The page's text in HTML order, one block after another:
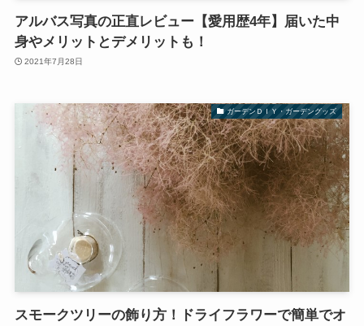
アルバス写真の正直レビュー【愛用歴4年】届いた中
身やメリットとデメリットも！
2021年7月28日
ガーデンＤＩＹ・ガーデングッズ
スモークツリーの飾り方！ドライフラワーで簡単でオ